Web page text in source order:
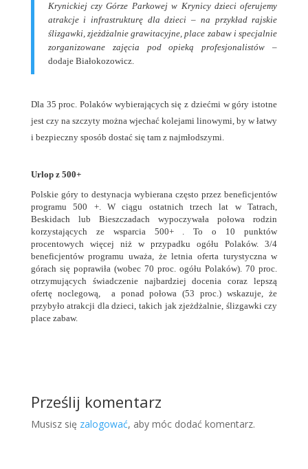
Krynickiej czy Górze Parkowej w Krynicy dzieci oferujemy
atrakcje i infrastrukturę dla dzieci – na przykład rajskie
ślizgawki, zjeżdżalnie grawitacyjne, place zabaw i specjalnie
zorganizowane zajęcia pod opieką profesjonalistów–
dodaje Białokozowicz.
Dla 35 proc. Polaków wybierających się z dziećmi w góry istotne
jest czy na szczyty można wjechać kolejami linowymi, by w łatwy
i bezpieczny sposób dostać się tam z najmłodszymi.
Urlop z 500+
Polskie góry to destynacja wybierana często przez beneficjentów
programu 500 +. W ciągu ostatnich trzech lat w Tatrach,
Beskidach lub Bieszczadach wypoczywała połowa rodzin
korzystających ze wsparcia 500+ . To o 10 punktów
procentowych więcej niż w przypadku ogółu Polaków. 3/4
beneficjentów programu uważa, że letnia oferta turystyczna w
górach się poprawiła (wobec 70 proc. ogółu Polaków). 70 proc.
otrzymujących świadczenie najbardziej docenia coraz lepszą
ofertę noclegową, a ponad połowa (53 proc.) wskazuje, że
przybyło atrakcji dla dzieci, takich jak zjeżdżalnie, ślizgawki czy
place zabaw.
Prześlij komentarz
Musisz się zalogować, aby móc dodać komentarz.